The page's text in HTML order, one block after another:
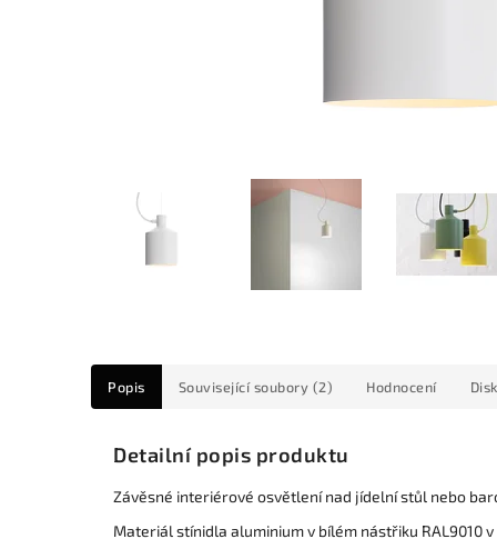
Popis Související soubory (2) Hodnocení
Detailní popis produktu
Závěsné interiérové osvětlení nad jídelní stůl nebo
Materiál stínidla aluminium v bílém nástřiku RAL9010